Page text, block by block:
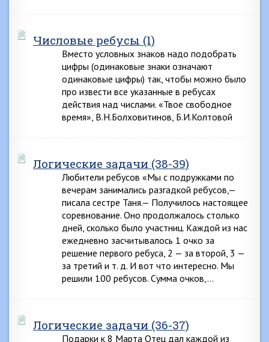
Числовые ребусы (1)
Вместо условных знаков надо подобрать
цифры (одинаковые знаки означают
одинаковые цифры) так, чтобы можно было
про извести все указанные в ребусах
действия над числами. «Твое свободное
время», В.Н.Болховитинов, Б.И.Колтовой
Логические задачи (38-39)
Любители ребусов «Мы с подружками по
вечерам занимались разгадкой ребусов,—
писала сестре Таня.— Получилось настоящее
соревнование. Оно продолжалось столько
дней, сколько было участниц. Каждой из нас
ежедневно засчитывалось 1 очко за
решение первого ребуса, 2 — за второй, 3 —
за третий и т. д. И вот что интересно. Мы
решили 100 ребусов. Сумма очков,…
Логические задачи (36-37)
Подарки к 8 Марта Отец дал каждой из